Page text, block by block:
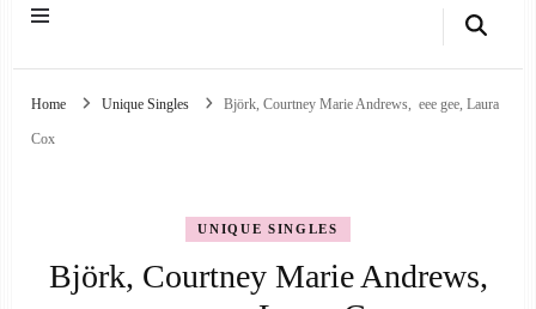
Home Unique Singles Björk, Courtney Marie Andrews, eee gee, Laura
Cox
UNIQUE SINGLES
Björk, Courtney Marie Andrews,